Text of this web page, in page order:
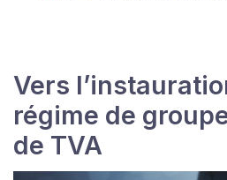
Vers
régime de
de TVA